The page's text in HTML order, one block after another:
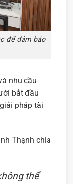
để đảm bảo
nhu cầu
bắt đầu
pháp tài
Thạnh chia
thể